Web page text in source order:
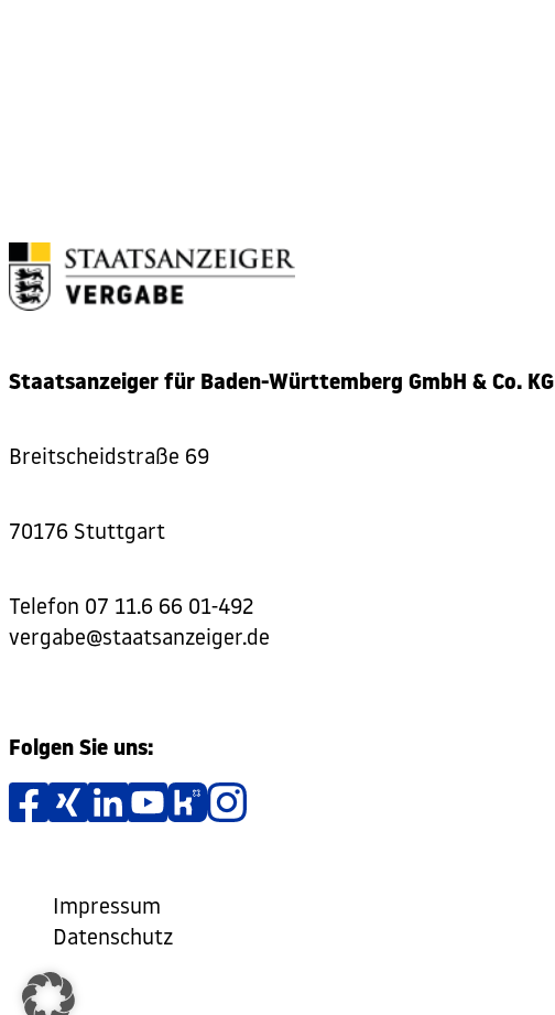
Staatsanzeiger für Baden-Württemberg GmbH & Co. KG
Breitscheidstraße 69
70176 Stuttgart
Telefon 07 11.6 66 01-492
vergabe@staatsanzeiger.de
Folgen Sie uns:
Impressum
Datenschutz